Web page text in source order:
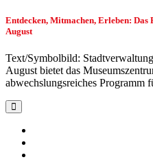
Entdecken, Mitmachen, Erleben:
August
Text/Symbolbild:
August bietet das
abwechslungsreiches Programm